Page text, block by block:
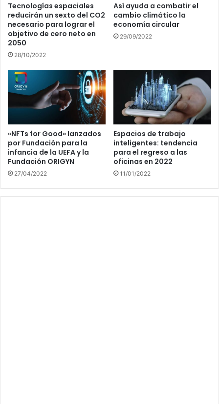
Tecnologías espaciales
reducirán un sexto del CO2
necesario para lograr el
objetivo de cero neto en
2050
28/10/2022
Así ayuda a combatir el
cambio climático la
economía circular
29/09/2022
«NFTs for Good» lanzados
por Fundación para la
infancia de la UEFA y la
Fundación ORIGYN
27/04/2022
Espacios de trabajo
inteligentes: tendencia
para el regreso a las
oficinas en 2022
11/01/2022